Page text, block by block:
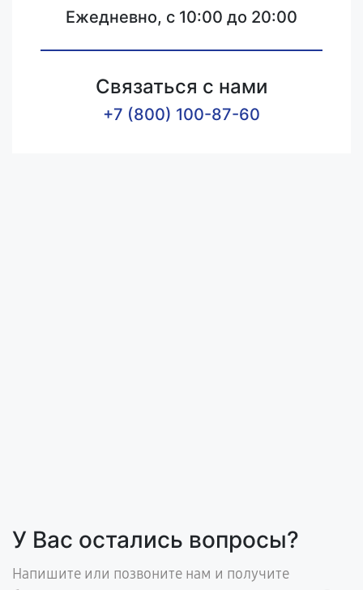
Ежедневно, с 10:00 до 20:00
Связаться с нами
+7 (800) 100-87-60
У Вас остались вопросы?
Напишите или позвоните нам и получите